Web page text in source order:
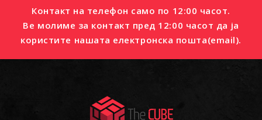
Контакт на телефон само по 12:00 часот.
Ве молиме за контакт пред 12:00 часот да ја
користите нашата електронска пошта(email).